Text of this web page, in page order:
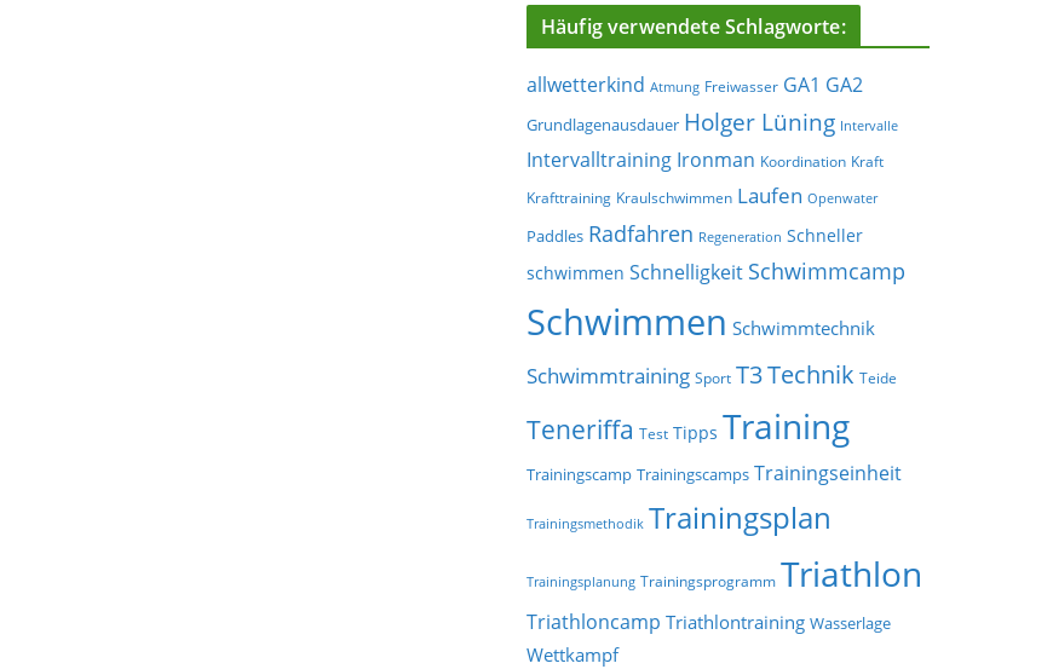
Häufig verwendete Schlagworte:
allwetterkind Atmung Freiwasser GA1 GA2
Grundlagenausdauer Holger Lüning Intervalle
Intervalltraining Ironman Koordination Kraft
Krafttraining Kraulschwimmen Laufen Openwater
Paddles Radfahren Regeneration Schneller
schwimmen Schnelligkeit Schwimmcamp
Schwimmen Schwimmtechnik
Schwimmtraining Sport T3Technik Teide
Teneriffa Test Tipps Training
Trainingscamp Trainingscamps Trainingseinheit
Trainingsmethodik Trainingsplan
Trainingsplanung Trainingsprogramm Triathlon
Triathloncamp Triathlontraining Wasserlage
Wettkampf